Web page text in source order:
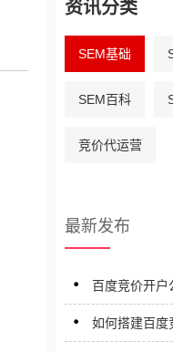
资讯分类
SEM基础
SEM百科
竞价代运营
最新发布
百度竞价开户
如何搭建百度